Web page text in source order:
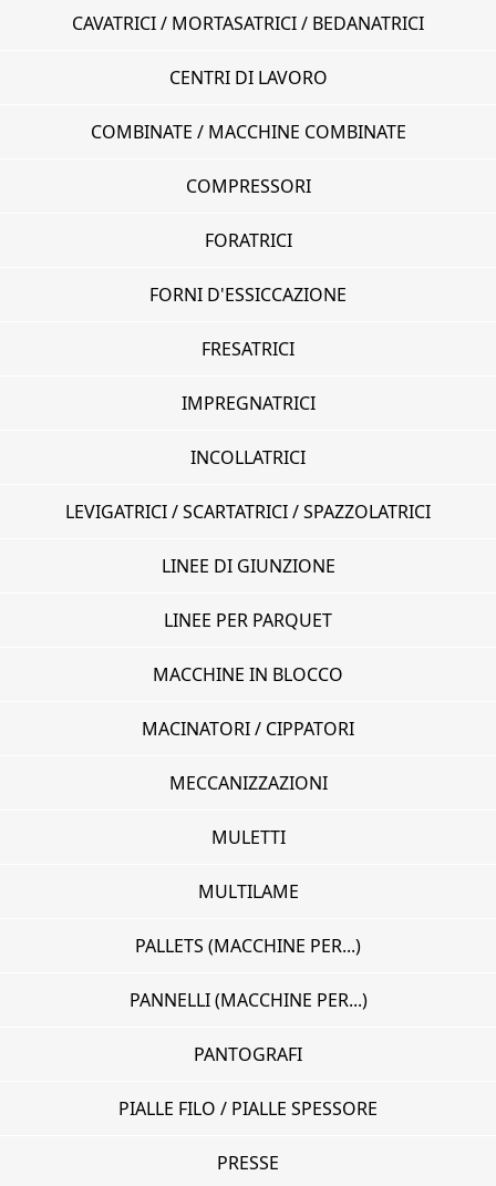
CAVATRICI / MORTASATRICI / BEDANATRICI
CENTRI DI LAVORO
COMBINATE / MACCHINE COMBINATE
COMPRESSORI
FORATRICI
FORNI D'ESSICCAZIONE
FRESATRICI
IMPREGNATRICI
INCOLLATRICI
LEVIGATRICI / SCARTATRICI / SPAZZOLATRICI
LINEE DI GIUNZIONE
LINEE PER PARQUET
MACCHINE IN BLOCCO
MACINATORI / CIPPATORI
MECCANIZZAZIONI
MULETTI
MULTILAME
PALLETS (MACCHINE PER...)
PANNELLI (MACCHINE PER...)
PANTOGRAFI
PIALLE FILO / PIALLE SPESSORE
PRESSE